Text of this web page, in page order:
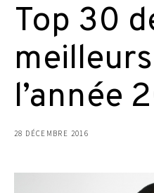
Top 30
l’année
28 DÉCEMBRE 2016